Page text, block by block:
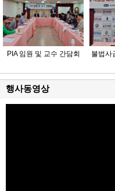
PIA 임원 및 교수 간담회
불법사
행사동영상